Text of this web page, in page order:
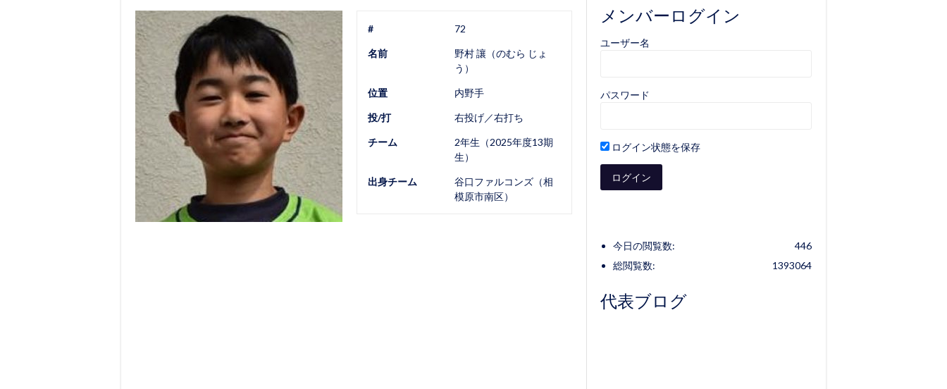
# 72
名前
野村 讓（のむら じょ
う）
位置 内野手
投/打 右投げ／右打ち
チーム
2年生（2025年度13期
生）
出身チーム
谷口ファルコンズ（相
模原市南区）
メンバーログイン
ユーザー名
パスワード
ログイン状態を保存
446
今日の閲覧数:
1393064
総閲覧数:
代表ブログ